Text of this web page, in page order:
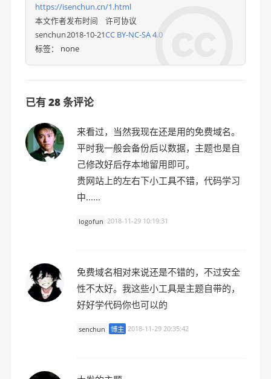
https://isenchun.cn/1.html
本文作者
senchun
发布时间
2018-10-21
许可协议
CC BY-NC-SA 4.0
标签： none
已有 28 条评论
来看过，当然我现在还是用的免费域名。
平时我一般会备份后以数据，主题也是自
己修改好后存本地留用即可。
贵网站上的左右下小工具不错，代码学习
中......
logofun 2018-11-29 10:19:31
免费域名相对来说还是不错的，不过安全
性不太好。我这些小工具是主题自带的，
好好学代码你也可以的
senchun 博主 2018-11-29 20:35:42